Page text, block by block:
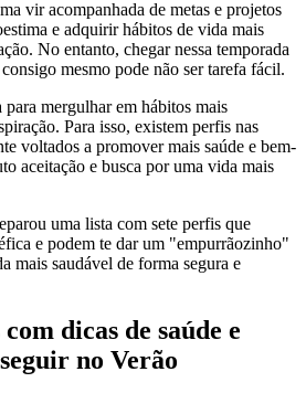
vir acompanhada de metas e projetos
e adquirir hábitos de vida mais
No entanto, chegar nessa temporada
mesmo pode não ser tarefa fácil.
para mergulhar em hábitos mais
Para isso, existem perfis nas
voltados a promover mais saúde e bem-
aceitação e busca por uma vida mais
uma lista com sete perfis que
e podem te dar um "empurrãozinho"
mais saudável de forma segura e
dicas de saúde e
no Verão